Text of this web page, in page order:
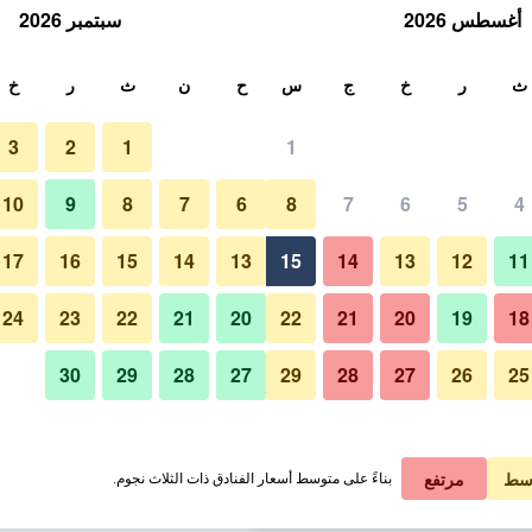
في الليلة
﷼ عرض الصفقة
﷼ عرض الصفقة
أغسطس 2026
ث ر خ ج س
1
4
5
6
7
8
11
12
13
14
15
18
19
20
21
22
25
26
27
28
29
سبتمبر 2026
ح ن ث ر خ
1
2
3
6
7
8
9
10
13
14
15
16
17
20
21
22
23
24
27
28
29
30
مرتفع بناءً على متوسط أسعار الفنادق ذات الثلاث نجوم.